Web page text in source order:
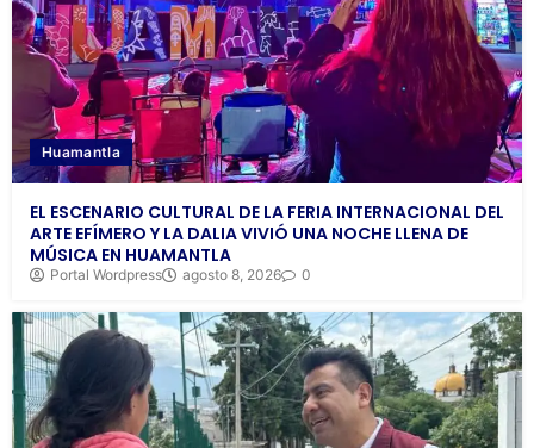
Huamantla
EL ESCENARIO CULTURAL DE LA FERIA INTERNACIONAL DEL
ARTE EFÍMERO Y LA DALIA VIVIÓ UNA NOCHE LLENA DE
MÚSICA EN HUAMANTLA
Portal Wordpress agosto 8, 2026 0